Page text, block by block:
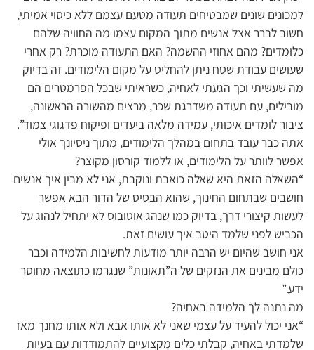
למכונים שונים שמבטיחים תעודה מטעם עצמם ללא כיסוי אמיתי,
חשוב לברר אצל אנשים מתוך המקום עצמו מה החוויה שלהם
כלומדים? מהם אחוזי ההשמה? האם התעודה מוכרת? רק אחרי
שעושים עבודת שטח ניתן להחליט על מקום הלימודים. זה בדיוק
מה שעשיתי וכך הגעתי לאחיה, כשראיתי שבכל הפרמטרים הם
מובילים, עם תעודה משדרגת שכר, מרצים מהשורה הראשונה,
ציבור לומדים איכותי, עמידה מלאה ביעדים ופיקוח פדגוגי צמוד”.
אתה כבר עובד בתחום במהלך הלימודים, מתוך ניסיונך אולי
אפשר לוותר על הלימודים, או ללמוד קורסון מקוצר?
“השאלה הזאת היא שאלה כואבת ונוקבת, אני לא מבין איך אנשים
חושבים שבתחום החינוך, שהוא הבסיס של הדור הבא אפשר
לעשות קיצורי דרך, בדיוק כמו שנהג אוטובוס לא יתחיל לנהוג על
הכביש לפני שלמד היטב איך עושים זאת.
אני חושב שהיום יש הרבה יותר מודעות לחשיבות הלמידה וכבר
כולם מבינים את הנזקים של ה”תאונות” שנגרמו כתוצאה מחוסר
ידע.”
מה נתנה לך הלמידה באחיה?
“אני יכול להעיד על עצמי שאני לא אותו אבא ולא אותו מחנך מאז
שלמדתי באחיה, קבלתי כלים מקצועיים להתמודדות עם בעיות